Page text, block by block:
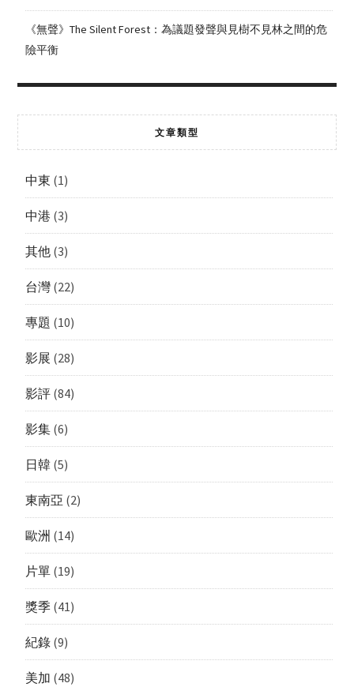
《無聲》The Silent Forest：為議題發聲與見樹不見林之間的危
險平衡
文章類型
中東 (1)
中港 (3)
其他(3)
台灣(22)
專題 (10)
影展 (28)
影評(84)
影集(6)
日韓(5)
東南亞 (2)
歐洲 (14)
片單(19)
獎季(41)
紀錄(9)
美加 (48)